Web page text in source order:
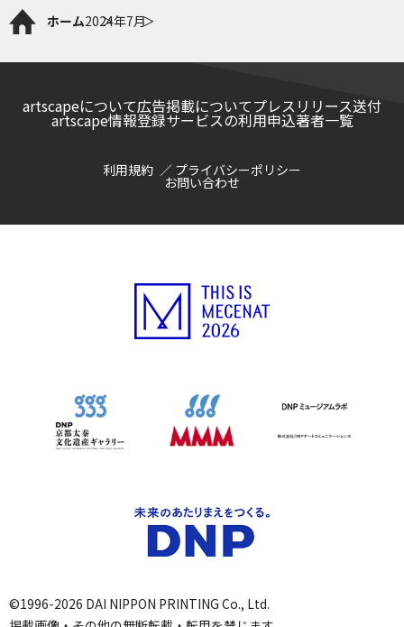
ホーム2024年7月
artscapeについて広告掲載についてプレスリリース送付
artscape情報登録サービスの利用申込著者一覧
利用規約 プライバシーポリシー
お問い合わせ
©1996-2026 DAI NIPPON PRINTING Co., Ltd.